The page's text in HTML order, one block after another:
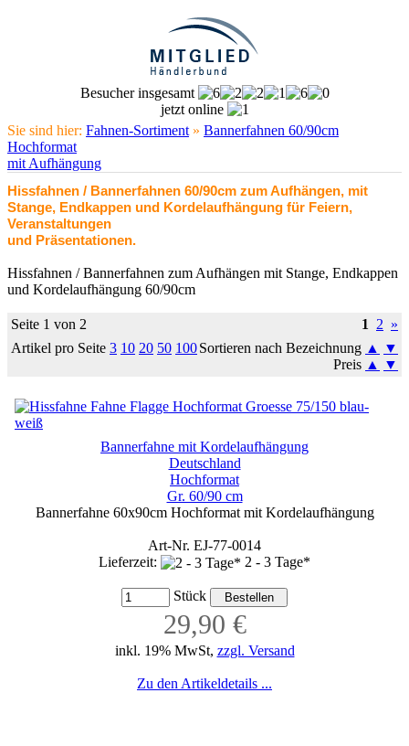
Besucher insgesamt
jetzt online
Sie sind hier: Fahnen-Sortiment » Bannerfahnen 60/90cm
Hochformat
mit Aufhängung
Hissfahnen / Bannerfahnen 60/90cm zum Aufhängen, mit
Stange, Endkappen und Kordelaufhängung für Feiern,
Veranstaltungen
und Präsentationen.
Hissfahnen / Bannerfahnen zum Aufhängen mit Stange, Endkappen
und Kordelaufhängung 60/90cm
Seite 1 von 2 1 2 »
Artikel pro Seite 3 10 20 50 100Sortieren nach Bezeichnung ▲
▼
Preis ▲ ▼
Bannerfahne mit Kordelaufhängung
Deutschland
Hochformat
Gr. 60/90 cm
Bannerfahne 60x90cm Hochformat mit Kordelaufhängung
Art-Nr. EJ-77-0014
Lieferzeit:
2 - 3 Tage*
Stück
29,90 €
inkl. 19% MwSt, zzgl. Versand
Zu den Artikeldetails ...